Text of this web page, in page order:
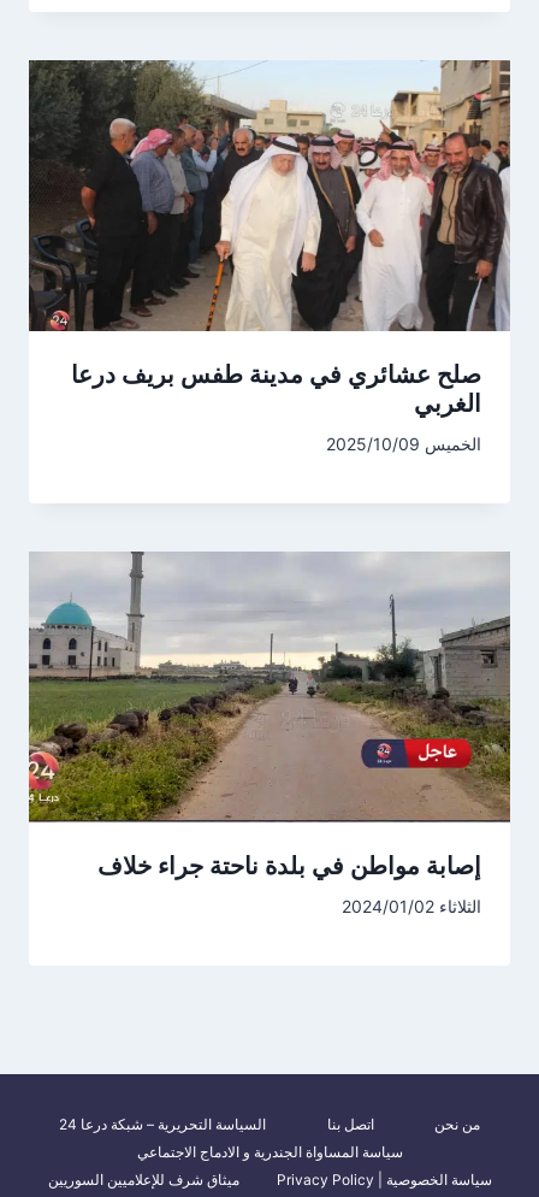
صلح عشائري في مدينة طفس بريف درعا
الغربي
الخميس 2025/10/09
إصابة مواطن في بلدة ناحتة جراء خلاف
الثلاثاء 2024/01/02
من نحن اتصل بنا
السياسة التحريرية – شبكة درعا 24
سياسة المساواة الجندرية و الادماج الاجتماعي
سياسة الخصوصية | Privacy Policy
ميثاق شرف للإعلاميين السوريين